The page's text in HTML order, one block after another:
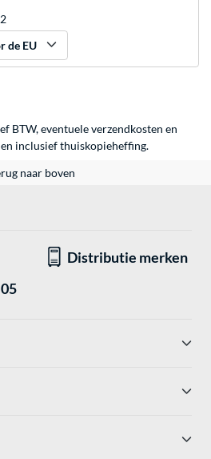
de EU
BTW, eventuele verzendkosten en
inclusief thuiskopieheffing.
naar boven
Distributie merken